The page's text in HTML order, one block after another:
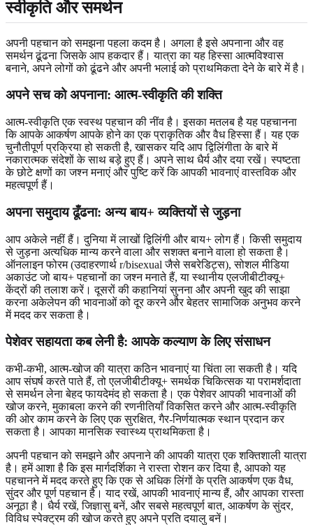
स्वीकृति और समर्थन
अपनी पहचान को समझना पहला कदम है। अगला है इसे अपनाना और वह
समर्थन ढूंढना जिसके आप हकदार हैं। यात्रा का यह हिस्सा आत्मविश्वास
बनाने, अपने लोगों को ढूंढने और अपनी भलाई को प्राथमिकता देने के बारे में है।
अपने सच को अपनाना: आत्म-स्वीकृति की शक्ति
आत्म-स्वीकृति एक स्वस्थ पहचान की नींव है। इसका मतलब है यह पहचानना
कि आपके आकर्षण आपके होने का एक प्राकृतिक और वैध हिस्सा हैं। यह एक
चुनौतीपूर्ण प्रक्रिया हो सकती है, खासकर यदि आप द्विलिंगीता के बारे में
नकारात्मक संदेशों के साथ बड़े हुए हैं। अपने साथ धैर्य और दया रखें। स्पष्टता
के छोटे क्षणों का जश्न मनाएं और पुष्टि करें कि आपकी भावनाएं वास्तविक और
महत्वपूर्ण हैं।
अपना समुदाय ढूँढना: अन्य बाय+ व्यक्तियों से जुड़ना
आप अकेले नहीं हैं। दुनिया में लाखों द्विलिंगी और बाय+ लोग हैं। किसी समुदाय
से जुड़ना अत्यधिक मान्य करने वाला और सशक्त बनाने वाला हो सकता है।
ऑनलाइन फोरम (उदाहरणार्थ r/bisexual जैसे सबरेडिट्स), सोशल मीडिया
अकाउंट जो बाय+ पहचानों का जश्न मनाते हैं, या स्थानीय एलजीबीटीक्यू+
केंद्रों की तलाश करें। दूसरों की कहानियां सुनना और अपनी खुद की साझा
करना अकेलेपन की भावनाओं को दूर करने और बेहतर सामाजिक अनुभव करने
में मदद कर सकता है।
पेशेवर सहायता कब लेनी है: आपके कल्याण के लिए संसाधन
कभी-कभी, आत्म-खोज की यात्रा कठिन भावनाएं या चिंता ला सकती है। यदि
आप संघर्ष करते पाते हैं, तो एलजीबीटीक्यू+ समर्थक चिकित्सक या परामर्शदाता
से समर्थन लेना बेहद फायदेमंद हो सकता है। एक पेशेवर आपकी भावनाओं की
खोज करने, मुकाबला करने की रणनीतियाँ विकसित करने और आत्म-स्वीकृति
की ओर काम करने के लिए एक सुरक्षित, गैर-निर्णयात्मक स्थान प्रदान कर
सकता है। आपका मानसिक स्वास्थ्य प्राथमिकता है।
अपनी पहचान को समझने और अपनाने की आपकी यात्रा एक शक्तिशाली यात्रा
है। हमें आशा है कि इस मार्गदर्शिका ने रास्ता रोशन कर दिया है, आपको यह
पहचानने में मदद करते हुए कि एक से अधिक लिंगों के प्रति आकर्षण एक वैध,
सुंदर और पूर्ण पहचान है। याद रखें, आपकी भावनाएं मान्य हैं, और आपका रास्ता
अनूठा है। धैर्य रखें, जिज्ञासु बनें, और सबसे महत्वपूर्ण बात, आकर्षण के सुंदर,
विविध स्पेक्ट्रम की खोज करते हुए अपने प्रति दयालु बनें।